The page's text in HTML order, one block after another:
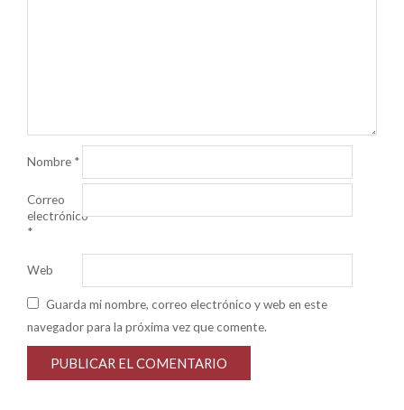
Nombre *
Correo
electrónico
*
Web
Guarda mi nombre, correo electrónico y web en este
navegador para la próxima vez que comente.